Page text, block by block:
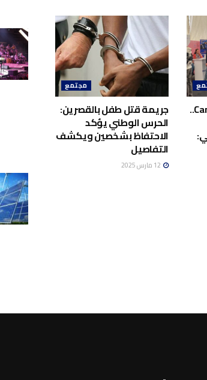
من تنظيم Campus France..
مجتمع
جريمة قتل طفل بالقصرين:
الحرس الوطني يؤكد
الاحتفاظ بشخصين ويكشف
التفاصيل